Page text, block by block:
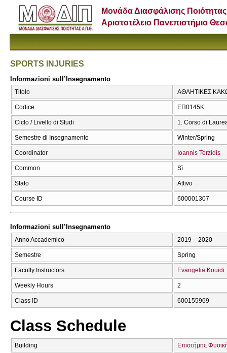
Μονάδα Διασφάλισης Ποιότητας
Αριστοτέλειο Πανεπιστήμιο
SPORTS INJURIES
Informazioni sull’Insegnamento
Titolo ΑΘΛΗΤΙΚΕΣ
Codice ΕΠ0145Κ
Ciclo / Livello di Studi 1. Corso di
Semestre di Insegnamento Winter/Spring
Coordinator Ioannis Terzidis
Common Sì
Stato Attivo
Course ID 600001307
Informazioni sull’Insegnamento
Anno Accademico 2019 – 2020
Semestre Spring
Faculty Instructors Evangelia Kouidi
Weekly Hours 2
Class ID 600155969
Class Schedule
Building Επιστήμης